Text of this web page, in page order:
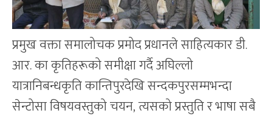
प्रमुख वक्ता समालोचक प्रमोद प्रधानले साहित्यकार डी.
आर. का कृतिहरूको समीक्षा गर्दै अघिल्लो
यात्रानिबन्धकृति कान्तिपुरदेखि सन्दकपुरसम्मभन्दा
सेन्टोसा विषयवस्तुको चयन, त्यसको प्रस्तुति र भाषा सबै